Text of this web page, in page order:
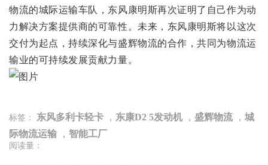
物流的城际运输车队，东风康明斯再次证明了自己作为动
力解决方案提供商的可靠性。未来，东风康明斯将以这次
交付为起点，持续深化与盛辉物流的合作，共同为物流运
输业的可持续发展贡献力量。
标签： 东风多利卡轻卡 ， 东康D2 5发动机 ， 盛辉物流， 城
际物流运输 ， 智能工厂
阅读量：